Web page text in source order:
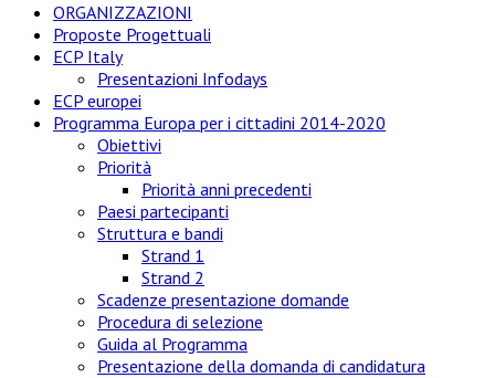
ORGANIZZAZIONI
Proposte Progettuali
ECP Italy
Presentazioni Infodays
ECP europei
Programma Europa per i cittadini 2014-2020
Obiettivi
Priorità
Priorità anni precedenti
Paesi partecipanti
Struttura e bandi
Strand 1
Strand 2
Scadenze presentazione domande
Procedura di selezione
Guida al Programma
Presentazione della domanda di candidatura